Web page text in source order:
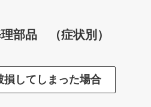
部品 （症状別）
損してしまった場合